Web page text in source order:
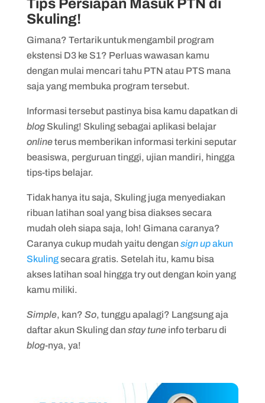
Tips Persiapan Masuk PTN di
Skuling!
Gimana? Tertarik untuk mengambil program
ekstensi D3 ke S1? Perluas wawasan kamu
dengan mulai mencari tahu PTN atau PTS mana
saja yang membuka program tersebut.
Informasi tersebut pastinya bisa kamu dapatkan di
blog Skuling! Skuling sebagai aplikasi belajar
onlineterus memberikan informasi terkini seputar
beasiswa, perguruan tinggi, ujian mandiri, hingga
tips-tips belajar.
Tidak hanya itu saja, Skuling juga menyediakan
ribuan latihan soal yang bisa diakses secara
mudah oleh siapa saja, loh! Gimana caranya?
Caranya cukup mudah yaitu dengansign upakun
Skulingsecara gratis. Setelah itu, kamu bisa
akses latihan soal hingga try out dengan koin yang
kamu miliki.
Simple, kan? So, tunggu apalagi? Langsung aja
daftar akun Skuling danstay tuneinfo terbaru di
blog-nya, ya!